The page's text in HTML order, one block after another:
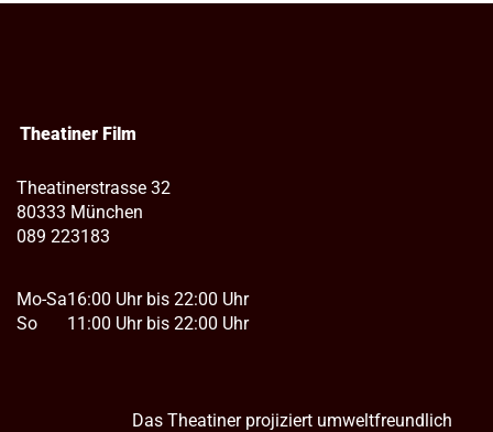
Theatiner Film
Theatinerstrasse 32
80333 München
089 223183
Mo-Sa
So
16:00 Uhr bis 22:00 Uhr
11:00 Uhr bis 22:00 Uhr
Das Theatiner projiziert umweltfreundlich